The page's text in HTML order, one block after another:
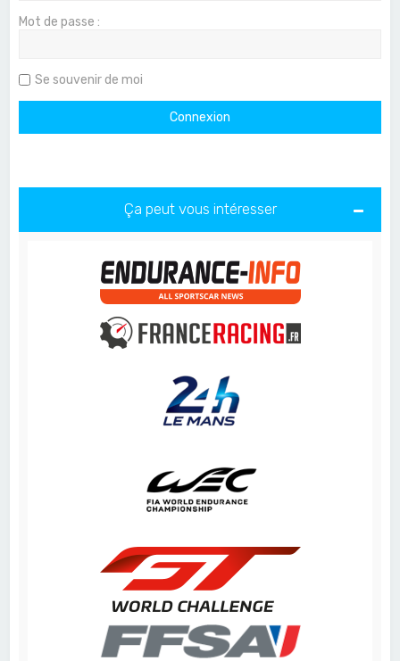
Mot de passe :
Se souvenir de moi
Ça peut vous intéresser